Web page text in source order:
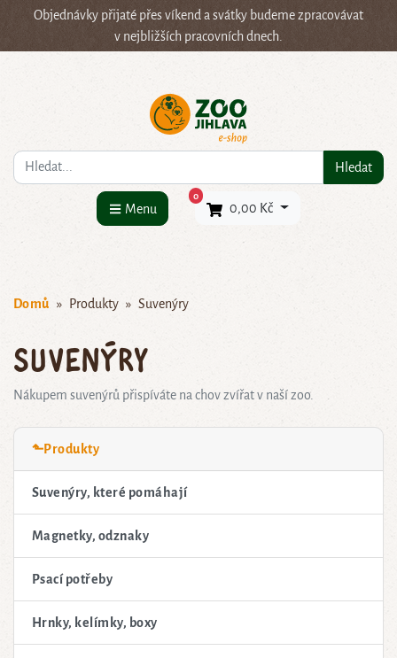
Objednávky přijaté přes víkend a svátky budeme zpracovávat
v nejbližších pracovních dnech.
Co hledáte? Hledat
Menu
0×
0,00 Kč
Domů Produkty Suvenýry
Suvenýry
Nákupem suvenýrů přispíváte na chov zvířat v naší zoo.
⬑Produkty
Suvenýry, které pomáhají
Magnetky, odznaky
Psací potřeby
Hrnky, kelímky, boxy